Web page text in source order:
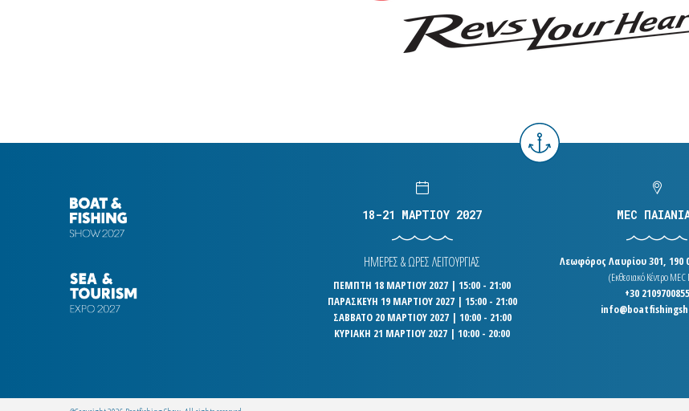
18-21 ΜΑΡΤΙΟΥ 2027
ΗΜΕΡΕΣ & ΩΡΕΣ ΛΕΙΤΟΥΡΓΙΑΣ
ΠΕΜΠΤΗ 18 ΜΑΡΤΙΟΥ 2027 | 15:00 - 21:00
ΠΑΡΑΣΚΕΥΗ 19 ΜΑΡΤΙΟΥ 2027 | 15:00 - 21:00
ΣΑΒΒΑΤΟ 20 ΜΑΡΤΙΟΥ 2027 | 10:00 - 21:00
ΚΥΡΙΑΚΗ 21 ΜΑΡΤΙΟΥ 2027 | 10:00 - 20:00
MEC
Λεωφόρος Λαυρίου 301, 190
(Εκθεσιακό Κέντρο
+30 2109700855